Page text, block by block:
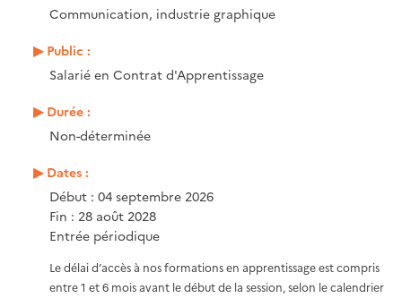
Communication, industrie graphique
Public :
Salarié en Contrat d'Apprentissage
Durée :
Non-déterminée
Dates :
Début : 04 septembre 2026
Fin : 28 août 2028
Entrée périodique
Le délai d’accès à nos formations en apprentissage est compris
entre 1 et 6 mois avant le début de la session, selon le calendrier